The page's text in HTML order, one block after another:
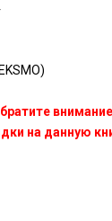
на данную